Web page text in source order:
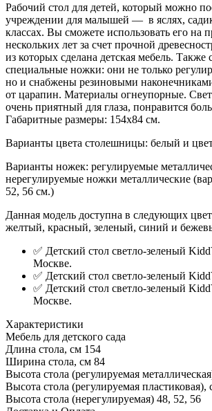
Рабочий стол для детей, который можно
учреждении для малышей — в яслях,
классах. Вы сможете использовать его на
нескольких лет за счет прочной
из которых сделана детская мебель. Также
специальные ножки: они не только
но и снабжены резиновыми
от царапин. Материалы огнеупорные.
очень приятный для глаза, понравится
Габаритные размеры: 154х84 см.
Варианты цвета столешницы: белый и цвет
Варианты ножек: регулируемые
нерегулируемые ножки металлические
52, 56 см.)
Данная модель доступна в следующих
желтый, красный, зеленый, синий и
✅ Детский стол светло-зеленый
Москве.
✅ Детский стол светло-зеленый
✅ Детский стол светло-зеленый
Москве.
Характеристики
Мебель для детского сада
Длина стола, см 154
Ширина стола, см 84
Высота стола (регулируемая
Высота стола (регулируемая пластиковая),
Высота стола (нерегулируемая) 48, 52, 56